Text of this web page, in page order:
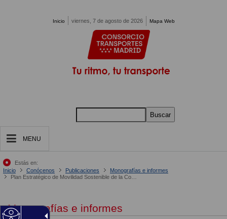
Inicio viernes, 7 de agosto de 2026 Mapa Web
Buscar
MENU
Estás en:
Inicio
Conócenos Publicaciones
Monografías e informes
Monografías e informes